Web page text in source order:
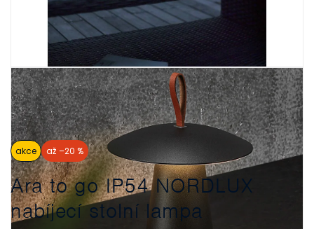
Ara to go IP54 NORDLUX
nabíjecí stolní lampa
akce až –20 %